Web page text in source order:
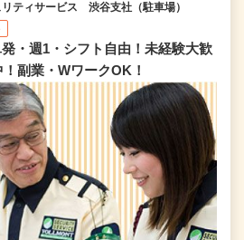
ティサービス 渋谷支社（駐車場）
発・週1・シフト自由！未経験大歓
副業・WワークOK！